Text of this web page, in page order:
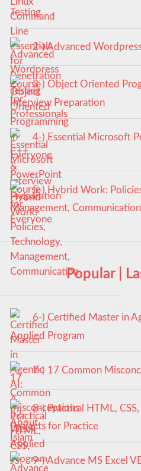
Testing
2-) Advanced
3-) Object Oriented
Interview Preparation
4-) Essential Microsoft
Everyone
5-) Hybrid Work:
Management, Communication
Popular |
6-) Certified Master in
Applied Program
7-) 17 Common
8-) Practical HTML,
Projects for Practice
9-) Advance MS Excel